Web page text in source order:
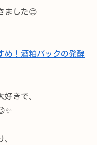
ました😊
め！酒粕パックの発酵
きで、